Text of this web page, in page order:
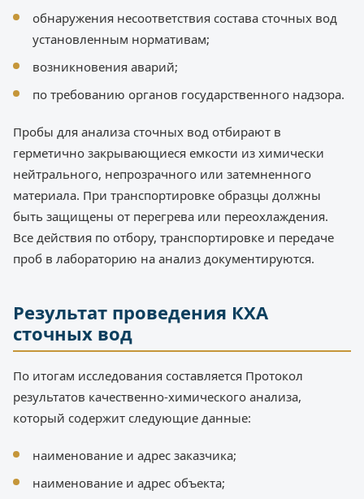
обнаружения несоответствия состава сточных вод
установленным нормативам;
возникновения аварий;
по требованию органов государственного надзора.
Пробы для анализа сточных вод отбирают в
герметично закрывающиеся емкости из химически
нейтрального, непрозрачного или затемненного
материала. При транспортировке образцы должны
быть защищены от перегрева или переохлаждения.
Все действия по отбору, транспортировке и передаче
проб в лабораторию на анализ документируются.
Результат проведения КХА
сточных вод
По итогам исследования составляется Протокол
результатов качественно-химического анализа,
который содержит следующие данные:
наименование и адрес заказчика;
наименование и адрес объекта;